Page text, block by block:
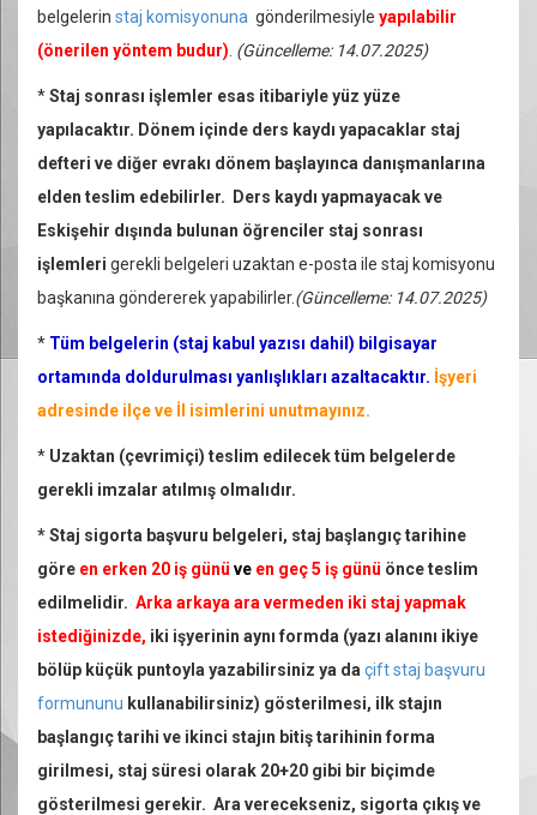
belgelerin staj komisyonuna gönderilmesiyle yapılabilir
(önerilen yöntem budur) (Güncelleme: 14.07.2025)
*Staj sonrası işlemler esas itibariyleyüz yüze
yapılacaktır. Dönem içinde ders kaydı yapacaklar staj
defteri ve diğer evrakı dönem başlayınca danışmanlarına
elden teslim edebilirler. Ders kaydı yapmayacak ve
Eskişehir dışında bulunan öğrenciler staj sonrası
işlemleri gerekli belgeleri uzaktan e-posta ile staj komisyonu
başkanına göndererek yapabilirler.(Güncelleme: 14.07.2025)
* Tüm belgelerin (staj kabul yazısı dahil) bilgisayar
ortamında doldurulması yanlışlıkları azaltacaktır. İşyeri
adresinde ilçe ve İl isimlerini unutmayınız.
* Uzaktan (çevrimiçi) teslim edilecek tüm belgelerde
gerekli imzalar atılmış olmalıdır.
*Staj sigorta başvuru belgeleri, staj başlangıç tarihine
göre en erken 20 iş günü ve en geç5 iş günü önce teslim
edilmelidir. Arka arkaya ara vermeden iki staj yapmak
istediğinizde, iki işyerinin aynı formda (yazı alanını ikiye
bölüp küçük puntoyla yazabilirsiniz ya da çift staj başvuru
formununu kullanabilirsiniz) gösterilmesi, ilk stajın
başlangıç tarihi ve ikinci stajın bitiş tarihinin forma
girilmesi, staj süresi olarak 20+20 gibi bir biçimde
gösterilmesi gerekir. Ara verecekseniz, sigorta çıkış ve